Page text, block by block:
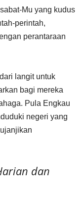
Mu yang kudus
perintah,
perantaraan
langit untuk
bagi mereka
Pula Engkau
negeri yang
dan